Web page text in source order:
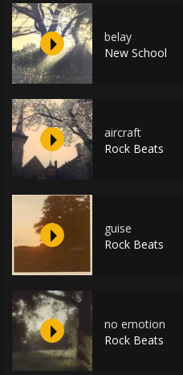
belay
New School
aircraft
Rock Beats
guise
Rock Beats
no emotion
Rock Beats